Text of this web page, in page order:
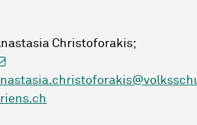
Christoforakis;